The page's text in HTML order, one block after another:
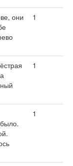
они
1
1
1